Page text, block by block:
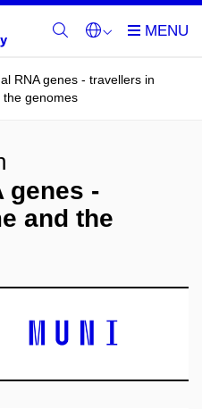
RNA genes - travellers in
the genomes
genes -
and the